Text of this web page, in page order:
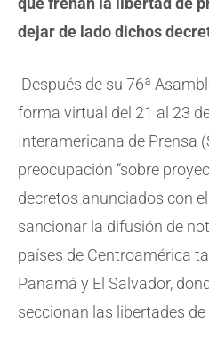
dejar de lado dichos
Después de su 76ª
forma virtual del 21 al 23
Interamericana de Prensa
preocupación “sobre
decretos anunciados con
sancionar la difusión de
países de Centroamérica
Panamá y El Salvador,
seccionan las libertades